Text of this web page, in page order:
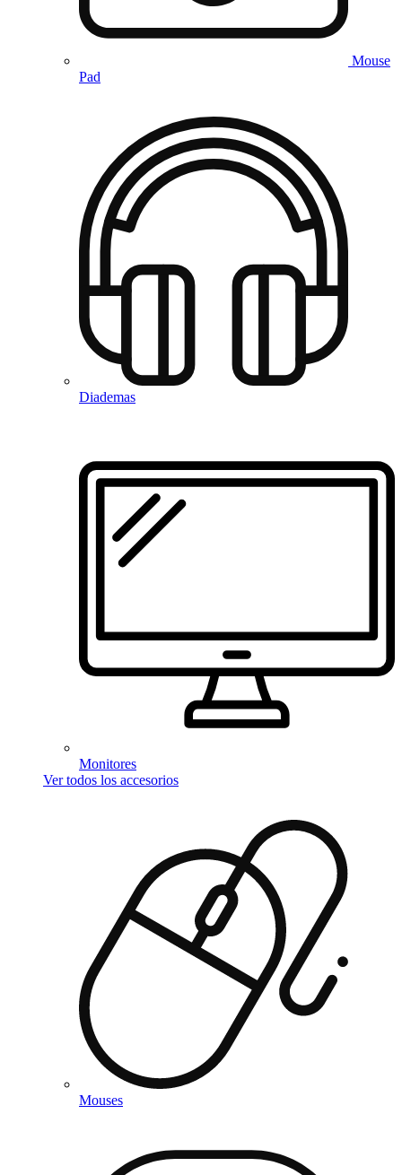
Mouse
Pad
Diademas
Monitores
Ver todos los accesorios
Mouses